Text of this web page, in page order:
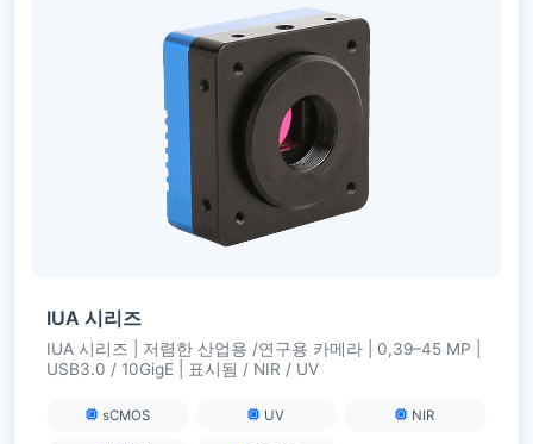
IUA 시리즈
IUA 시리즈 | 저렴한 산업용 /연구용 카메라 | 0,39–45 MP |
USB3.0 / 10GigE | 표시됨 / NIR / UV
sCMOS UV NIR